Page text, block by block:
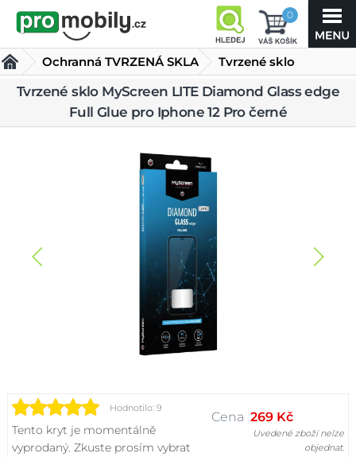
0
Ochranná TVRZENÁ SKLA
Tvrzené sklo
MyScreen LITE
Diamond Glass edge Full Glue pro Iphone 12 Pro černé
Tvrzené sklo MyScreen LITE Diamond Glass edge
Full Glue pro Iphone 12 Pro černé
Hodnotilo: 9
Tento kryt je momentálně
vyprodaný. Zkuste prosím vybrat
Cena 269 Kč
Uvedené zboží nelze
objednat.